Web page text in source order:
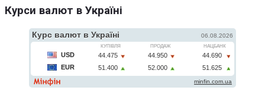
Курси валют в Україні